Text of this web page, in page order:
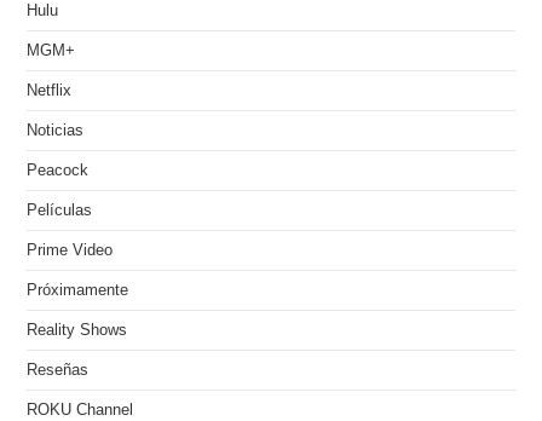
Hulu
MGM+
Netflix
Noticias
Peacock
Películas
Prime Video
Próximamente
Reality Shows
Reseñas
ROKU Channel